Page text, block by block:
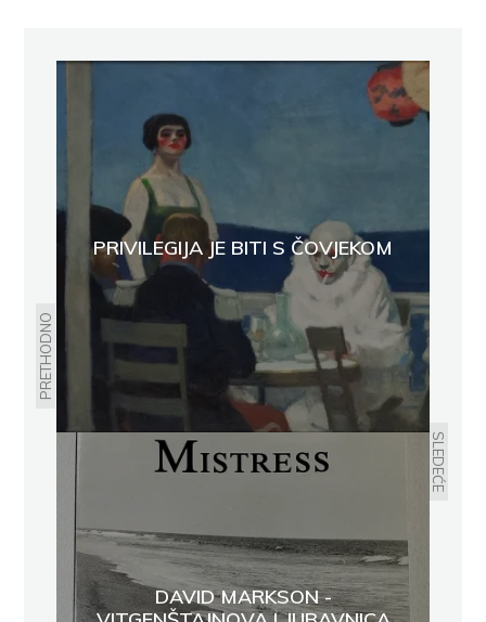
PRETHODNO
PRIVILEGIJA JE BITI S ČOVJEKOM
SLEDEĆE
DAVID MARKSON -